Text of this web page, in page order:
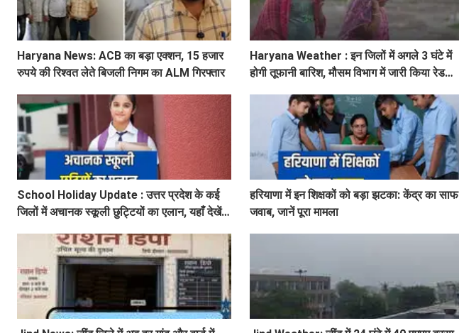
Haryana News: ACB का बड़ा एक्शन, 15 हजार
रुपये की रिश्वत लेते बिजली निगम का ALM गिरफ्तार
Haryana Weather : इन जिलों में अगले 3 घंटे में
होगी तूफानी बारिश, मौसम विभाग में जारी किया रेड
School Holiday Update : उत्तर प्रदेश के कई
जिलों में अचानक स्कूली छुट्टियों का एलान, यहाँ देखें
हरियाणा में इन शिक्षकों को बड़ा झटका: केंद्र का साफ
जवाब, जानें पूरा मामला